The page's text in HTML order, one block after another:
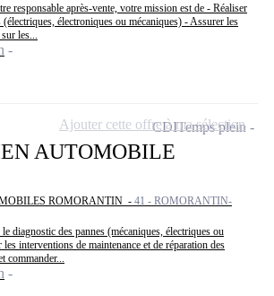
responsable après-vente, votre mission est de - Réaliser
électroniques ou mécaniques) - Assurer les
les...
AUTOMOBILE
ROMORANTIN - 41 - ROMORANTIN-
diagnostic des pannes (mécaniques, électriques ou
interventions de maintenance et de réparation des
CDITemps plein
Ajouter cette offre à ma sélection